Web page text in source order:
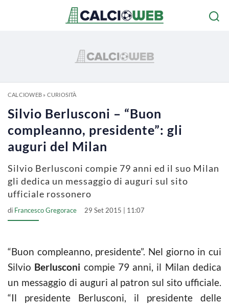
CALCIOWEB» CURIOSITÀ
Silvio Berlusconi – “Buon
compleanno, presidente”: gli
auguri del Milan
Silvio Berlusconi compie 79 anni ed il suo Milan
gli dedica un messaggio di auguri sul sito
ufficiale rossonero
di Francesco Gregorace 29 Set 2015 | 11:07
“Buon compleanno, presidente”. Nel giorno in cui
Silvio Berlusconi compie 79 anni, il Milan dedica
un messaggio di auguri al patron sul sito ufficiale.
“Il presidente Berlusconi, il presidente delle